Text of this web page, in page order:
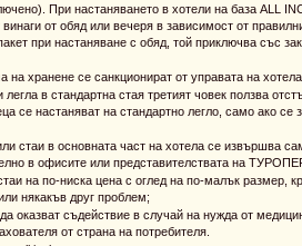
При настаняването в хотели на база ALL
от обяд или вечеря в зависимост от
при настаняване с обяд, той приключва със
хранене се санкционират от управата на хотела.
в стандартна стая третият човек ползва
се настаняват на стандартно легло, само ако
стаи в основната част на хотела се извършва
в офисите или представителствата на
на по-ниска цена с оглед на по-малък размер,
някакъв друг проблем;
оказват съдействие в случай на нужда от
от страна на потребителя.